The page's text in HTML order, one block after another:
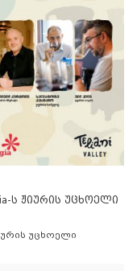
ს ჟიურის უცხოელი
უცხოელი